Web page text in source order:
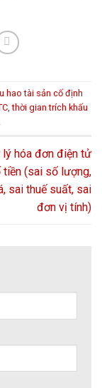
hao tài sản cố định
,thời gian trích khấu
lý hóa đơn điện tử
(sai số lượng,
sai thuế suất, sai
đơn vị tính)